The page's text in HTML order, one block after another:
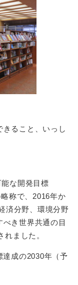
ること、いっし
な開発目標
称で、2016年か
済分野、環境分野
き世界共通の目
ました。
成の2030年（予